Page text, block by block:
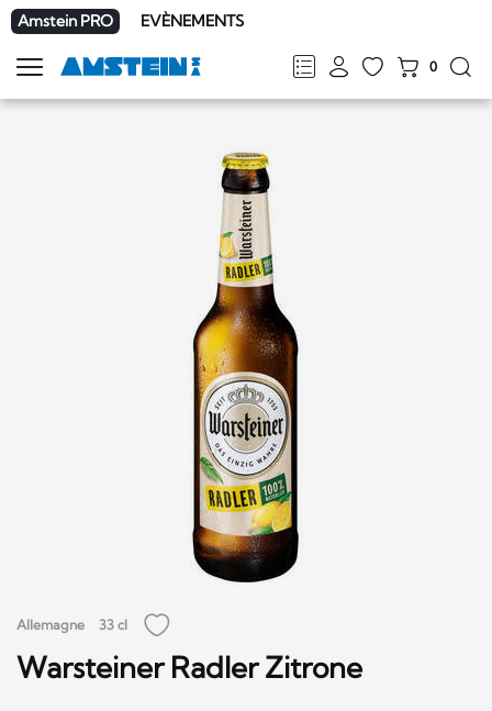
Amstein PRO EVÈNEMENTS
FRDEENIT
0
Afficher
la
Allemagne 33 cl
Warsteiner Radler Zitrone